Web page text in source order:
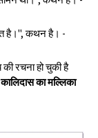
है।", कथन है। -
रचना हो चुकी है
कालिदास का मल्लिका